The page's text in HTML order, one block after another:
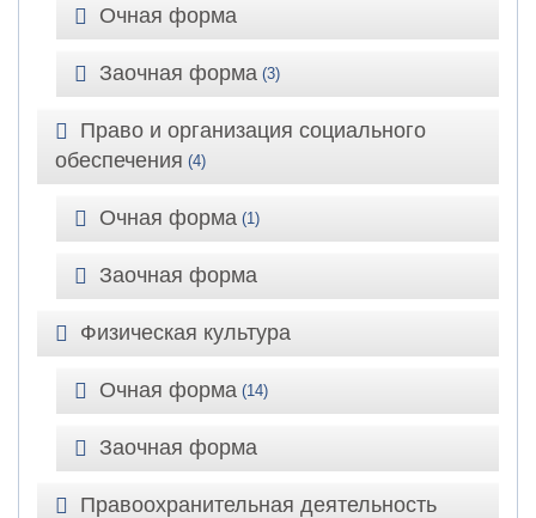
Очная форма
Заочная форма (3)
Право и организация социального
обеспечения (4)
Очная форма (1)
Заочная форма
Физическая культура
Очная форма (14)
Заочная форма
Правоохранительная деятельность